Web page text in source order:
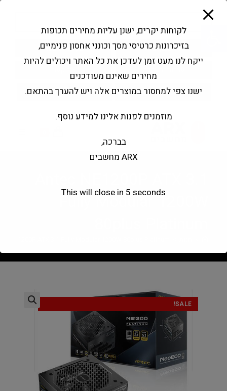
פתח סרגל נגישות
Products
search
החשבון שלי בקשה להצעה
Fully Modular 1200W
SALE!
לקוחות יקרים, ישנן עליות מחירים תכופות
בזיכרונות כרטיסי מסך וכונני אחסון פנימיים,
ייקח לנו מעט זמן לעדכן את כל האתר ויכולים להיות
מחירים שאינם מעודכנים
ישנו צפי למחסור במוצרים אלה ויש להערך בהתאם.
מוזמנים לפנות אלינו למידע נוסף.
בברכה,
ARX מחשבים
This will close in 4 seconds